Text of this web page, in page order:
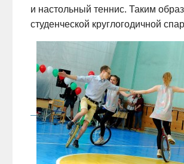
и настольный теннис. Таким
студенческой круглогодичной